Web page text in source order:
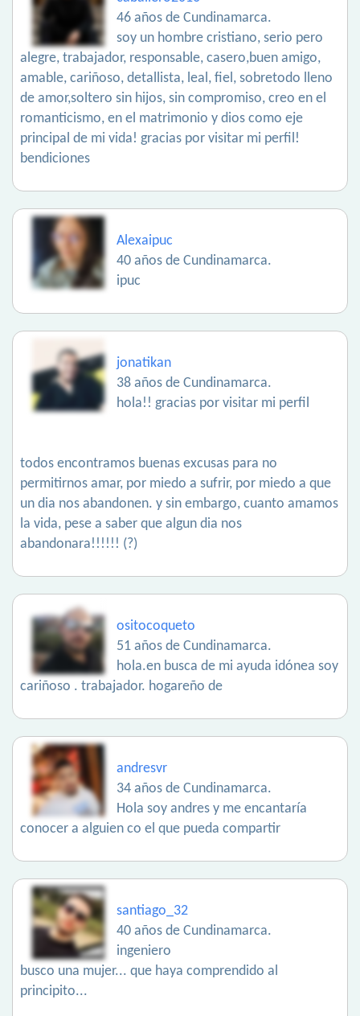
46 años de Cundinamarca.
soy un hombre cristiano, serio pero
alegre, trabajador, responsable, casero,buen amigo,
amable, cariñoso, detallista, leal, fiel, sobretodo lleno
de amor,soltero sin hijos, sin compromiso, creo en el
romanticismo, en el matrimonio y dios como eje
principal de mi vida! gracias por visitar mi perfil!
bendiciones
Alexaipuc
40 años de Cundinamarca.
ipuc
jonatikan
38 años de Cundinamarca.
hola!! gracias por visitar mi perfil
todos encontramos buenas excusas para no
permitirnos amar, por miedo a sufrir, por miedo a que
un dia nos abandonen. y sin embargo, cuanto amamos
la vida, pese a saber que algun dia nos
abandonara!!!!!! (?)
ositocoqueto
51 años de Cundinamarca.
hola.en busca de mi ayuda idónea soy
cariñoso . trabajador. hogareño de
andresvr
34 años de Cundinamarca.
Hola soy andres y me encantaría
conocer a alguien co el que pueda compartir
santiago_32
40 años de Cundinamarca.
ingeniero
busco una mujer... que haya comprendido al
principito...